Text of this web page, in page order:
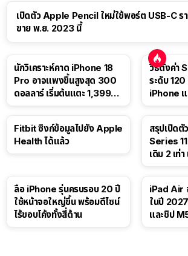
เปิดตัว Apple Pencil ใหม่ใช้พอร์ต USB-C ร
ขาย พ.ย. 2023 นี้
นักวิเคราะห์คาด iPhone 18
Pro อาจแพงขึ้นสูงสุด 300
ดอลลาร์ เริ่มต้นแตะ 1,399
วิธีตั้งค่า
ระดับ
iPhone
Fitbit ซิงก์ข้อมูลไปยัง Apple
Health ได้แล้ว
สรุปเปิด
Series
เดิม 2 เท่
ลือ iPhone รุ่นครบรอบ 20 ปี
ใช้หน้าจอใหญ่ขึ้น พร้อมดีไซน์
ไร้ขอบโค้งทั้งสี่ด้าน
iPad Air
ในปี
และชิป